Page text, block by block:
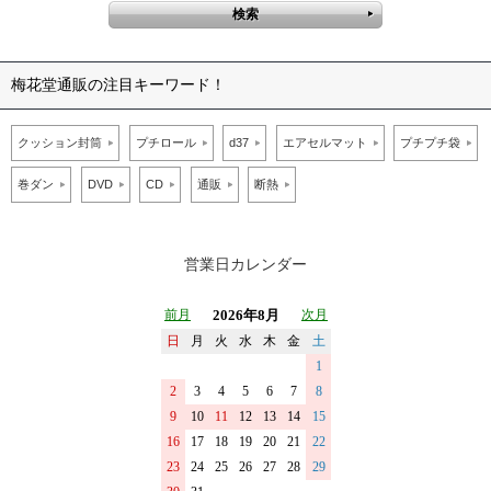
梅花堂通販の注目キーワード！
クッション封筒 プチロール d37 エアセルマット プチプチ袋
巻ダン DVD CD 通販 断熱
営業日カレンダー